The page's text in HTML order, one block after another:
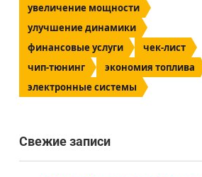
увеличение мощности
улучшение динамики
финансовые услуги
чек-лист
чип-тюнинг
экономия топлива
электронные системы
Свежие записи